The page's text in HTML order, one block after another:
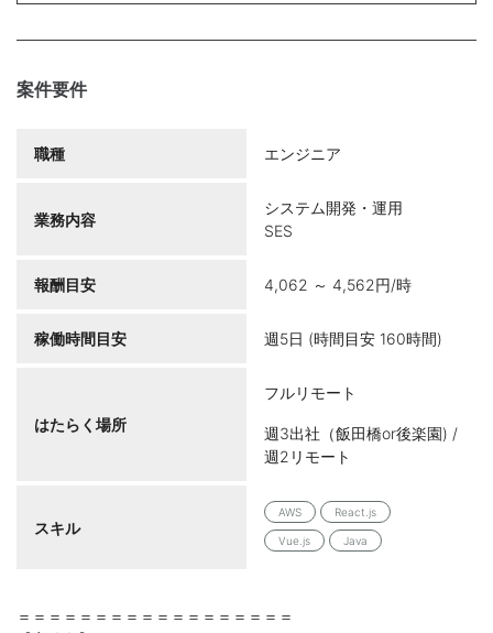
案件要件
職種 エンジニア
業務内容
システム開発・運用
SES
報酬目安 4,062 ～ 4,562円/時
稼働時間目安 週5日 (時間目安 160時間)
はたらく場所
フルリモート
週3出社（飯田橋or後楽園) /
週2リモート
スキル
AWS React.js
Vue.js Java
＝＝＝＝＝＝＝＝＝＝＝＝＝＝＝＝＝＝